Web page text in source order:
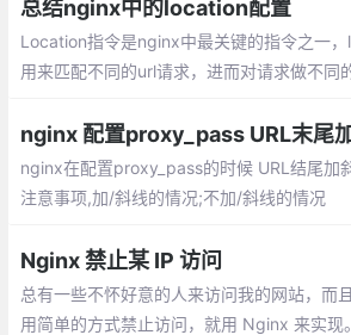
总结nginx中的location配置
Location指令是nginx中最关键的指令之一
用来匹配不同的url请求，进而对请求做不同
说明。
nginx在配置proxy_pass的时候 URL结尾加
注意事项,加/斜线的情况;不加/斜线的情况
Nginx 禁止某 IP 访问
总有一些不怀好意的人来访问我的网站，而
用简单的方式禁止访问，就用 Nginx 来实现